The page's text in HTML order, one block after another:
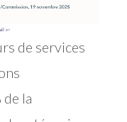
de services
la